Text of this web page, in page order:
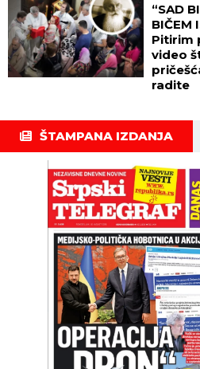
“SAD
BIČEM
Pitirim
video
radite
ŠTAMPANA IZDANJA